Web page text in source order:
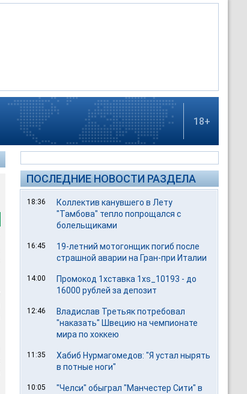
18+
ПОСЛЕДНИЕ НОВОСТИ РАЗДЕЛА
18:36
Коллектив канувшего в Лету
"Тамбова" тепло попрощался с
болельщиками
16:45
19-летний мотогонщик погиб после
страшной аварии на Гран-при Италии
14:00
Промокод 1хставка 1xs_10193 - до
16000 рублей за депозит
12:46
Владислав Третьяк потребовал
"наказать" Швецию на чемпионате
мира по хоккею
11:35
Хабиб Нурмагомедов: "Я устал нырять
в потные ноги"
10:05
"Челси" обыграл "Манчестер Сити" в